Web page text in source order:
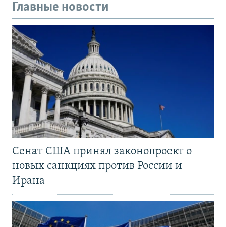
Главные новости
Сенат США принял законопроект о
новых санкциях против России и
Ирана